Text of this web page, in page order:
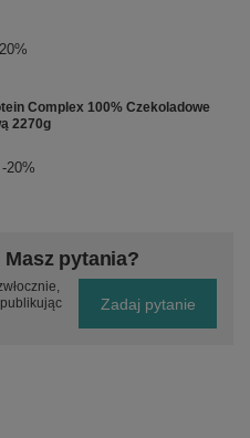
Complex 100% Czekoladowe
2270g
-20%
pytania?
Zadaj pytanie